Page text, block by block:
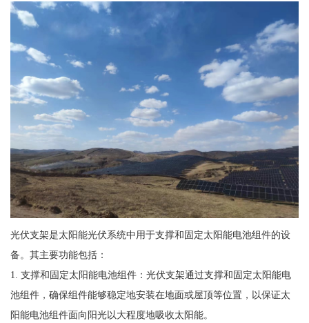
光伏支架是太阳能光伏系统中用于支撑和固定太阳能电池组件的设
备。其主要功能包括：
1. 支撑和固定太阳能电池组件：光伏支架通过支撑和固定太阳能电
池组件，确保组件能够稳定地安装在地面或屋顶等位置，以保证太
阳能电池组件面向阳光以大程度地吸收太阳能。